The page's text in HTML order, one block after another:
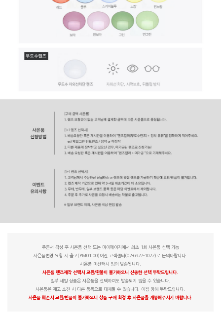
주문서 작성 후 사은품 선택 또는 마이페이지에서 최초 1회 사은품 선택 가능
사은품변경 요청 시 출고(PM01:00)이전 고객센터(02-6927-1022)로 문의바랍니다.
사은품 미선택시 임의 발송됩니다.
사은품 렌즈제작 선택시 교환/환불이 불가하오니 신중한 선택 부탁드립니다.
일부 세일 상품은 사은품을 선택하여도 발송되지 않을 수 있습니다.
사은품은 재고 소진 시 다른 품목으로 대체될 수 있습니다. 이점 양해 부탁드립니다.
사은품 훼손시 교환/반품이 불가하오니 상품 구매 확정 후 사은품을 개봉해주시기 바랍니다.